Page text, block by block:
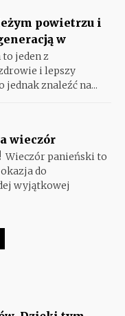
powietrzu i
w
to jeden z
i lepszy
znaleźć na...
wieczór
Wieczór panieński to
do
wyjątkowej